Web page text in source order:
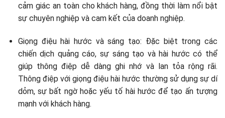
cảm giác an toàn cho khách hàng, đồng thời làm nổi bật
sự chuyên nghiệp và cam kết của doanh nghiệp.
Giọng điệu hài hước và sáng tạo: Đặc biệt trong các
chiến dịch quảng cáo, sự sáng tạo và hài hước có thể
giúp thông điệp dễ dàng ghi nhớ và lan tỏa rộng rãi.
Thông điệp với giọng điệu hài hước thường sử dụng sự dí
dỏm, sự bất ngờ hoặc yếu tố hài hước để tạo ấn tượng
mạnh với khách hàng.